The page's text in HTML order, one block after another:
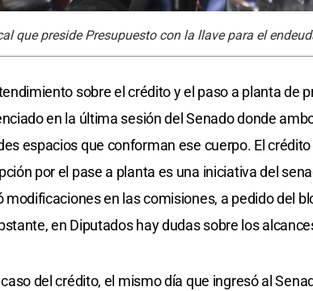
que preside Presupuesto con la llave para el
sobre el crédito y el paso a planta de
en la última sesión del Senado donde
espacios que conforman ese cuerpo. El
por el pase a planta es una iniciativa del
modificaciones en las comisiones, a pedido del
en Diputados hay dudas sobre los
caso del crédito, el mismo día que ingresó al